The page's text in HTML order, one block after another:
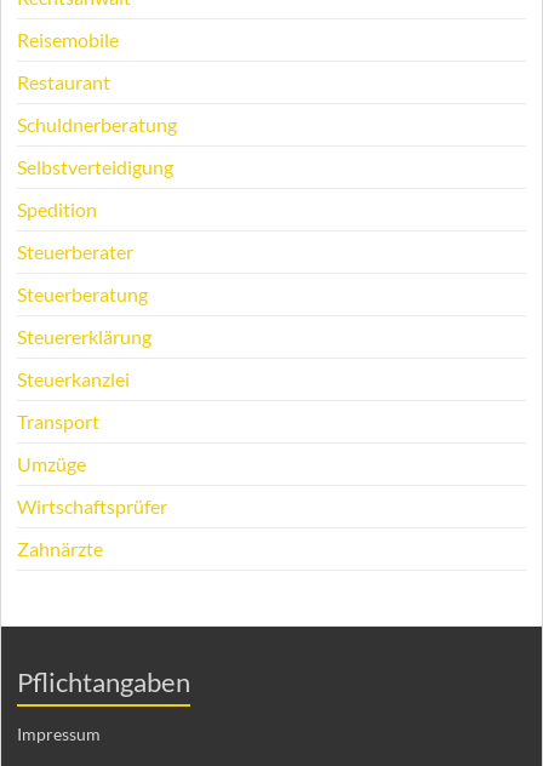
Reisemobile
Restaurant
Schuldnerberatung
Selbstverteidigung
Spedition
Steuerberater
Steuerberatung
Steuererklärung
Steuerkanzlei
Transport
Umzüge
Wirtschaftsprüfer
Zahnärzte
Pflichtangaben
Impressum